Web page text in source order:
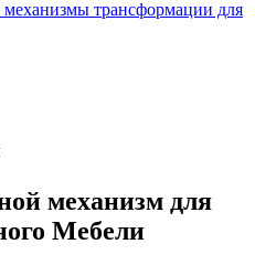
механизм для
Мебели